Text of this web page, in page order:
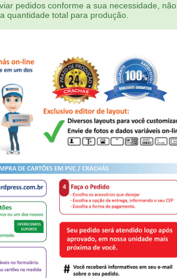
pedidos conforme a sua necessidade, não
quantidade total para produção.